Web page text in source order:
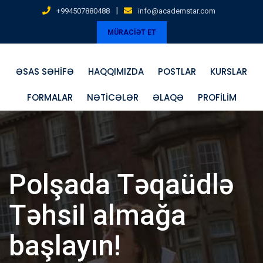
+994507880488 | info@academstar.com
MÜRACİƏT ET
ƏSAS SƏHIFƏ HAQQIMIZDA POSTLAR KURSLAR
FORMALAR NƏTICƏLƏR ƏLAQƏ PROFILIM
Polşada Təqaüdlə
Təhsil almağa
başlayın!